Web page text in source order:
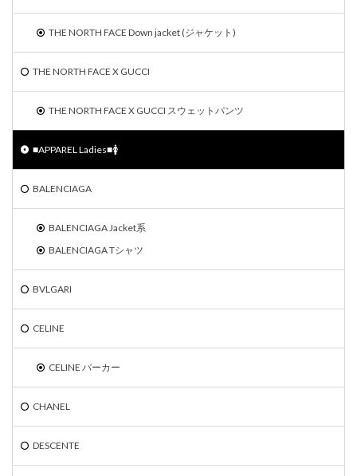
THE NORTH FACE Down jacket (ジャケット)
THE NORTH FACE X GUCCI
THE NORTH FACE X GUCCI スウェットパンツ
■APPAREL Ladies■🚺
BALENCIAGA
BALENCIAGA Jacket系
BALENCIAGA Tシャツ
BVLGARI
CELINE
CELINE パーカー
CHANEL
DESCENTE